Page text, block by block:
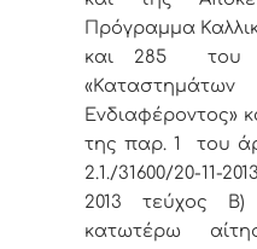
Πρόγραμμα
και 285 του
Ενδιαφέροντος»
της παρ. 1 του
2.1./31600/20-11-
2013 τεύχος
κατωτέρω